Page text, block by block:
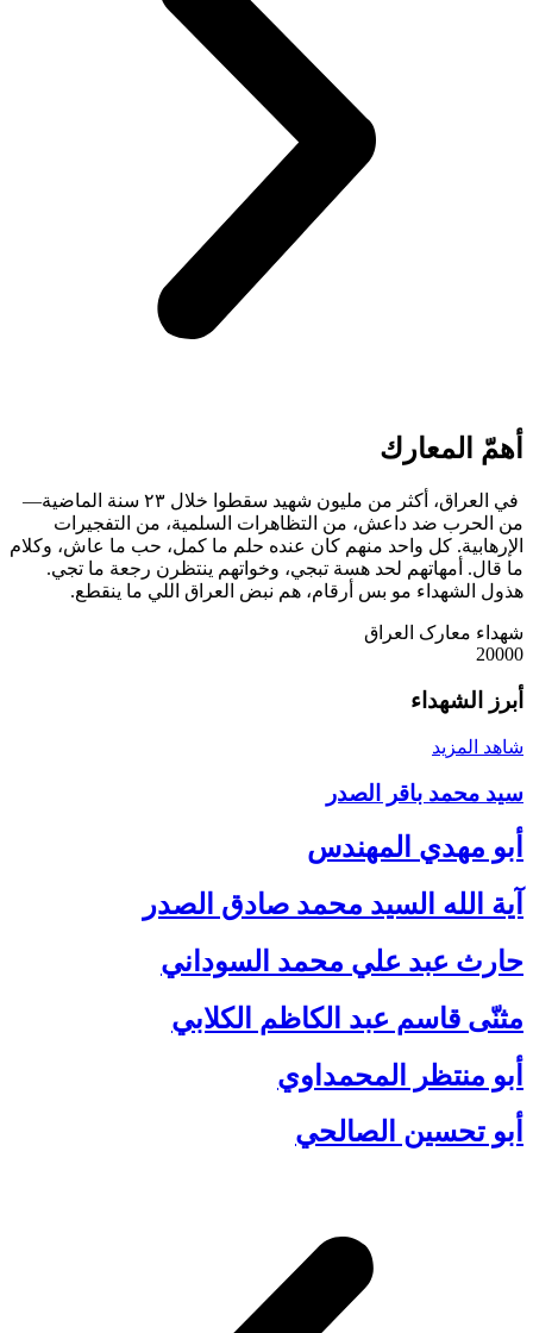
أهمّ المعارك
في العراق، أكثر من مليون شهيد سقطوا خلال ٢٣ سنة الماضية—
من الحرب ضد داعش، من التظاهرات السلمية، من التفجيرات
الإرهابية. كل واحد منهم كان عنده حلم ما كمل، حب ما عاش، وكلام
ما قال. أمهاتهم لحد هسة تبجي، وخواتهم ينتظرن رجعة ما تجي.
هذول الشهداء مو بس أرقام، هم نبض العراق اللي ما ينقطع.
شهداء معارک العراق
20000
أبرز الشهداء
شاهد المزيد
سيد محمد باقر الصدر
أبو مهدي المهندس
آية الله السيد محمد صادق الصدر
حارث عبد علي محمد السوداني
مثنّى قاسم عبد الكاظم الكلابي
أبو منتظر المحمداوي
أبو تحسين الصالحي